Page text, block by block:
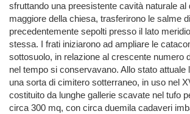
sfruttando una preesistente cavità naturale al
maggiore della chiesa, trasferirono le salme
precedentemente sepolti presso il lato
stessa. I frati iniziarono ad ampliare le
sottosuolo, in relazione al crescente numero
nel tempo si conservavano. Allo stato attuale
una sorta di cimitero sotterraneo, in uso nel
costituito da lunghe gallerie scavate nel tufo
circa 300 mq, con circa duemila cadaveri